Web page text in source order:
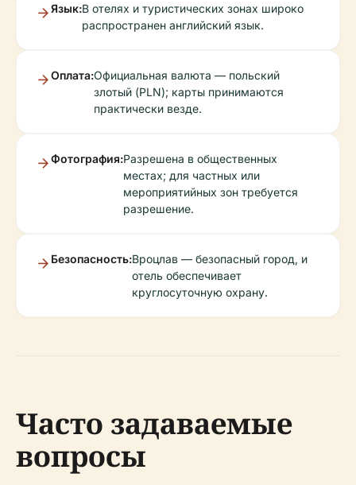
Язык:В отелях и туристических зонах широко
распространен английский язык.
Оплата:Официальная валюта — польский
злотый (PLN); карты принимаются
практически везде.
Фотография:Разрешена в общественных
местах; для частных или
мероприятийных зон требуется
разрешение.
Безопасность:Вроцлав — безопасный город, и
отель обеспечивает
круглосуточную охрану.
Часто задаваемые
вопросы